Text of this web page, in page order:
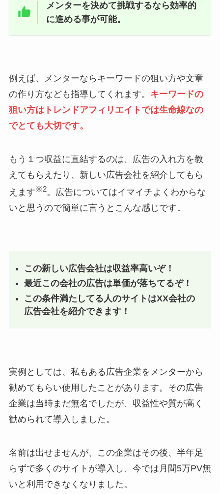
メンターを決めて挑戦するなら効率的
に進める事が可能。
例えば、メンターならキーワードの狙い方や文章
の作り方なども指導してくれます。 キーワードの
狙い方はトレンドアフィリエイトでは生命線なの
でとても大切です。
もう１つ収益に直結するのは、広告の入れ方を教
えてもらえたり、新しい広告会社を紹介してもら
えます※2。広告についてはイマイチよくわからな
いと思うので簡単に言うとこんな感じです↓
この新しい広告会社は収益率高いぞ！
最近この会社の広告は単価が落ちてるぞ！
この条件満たしてる人のサイトはXX会社の
広告会社を紹介できます！
実例としては、私もある広告企業をメンターから
勧めてもらい使用したことがあります。その広告
企業は当時まだ無名でしたが、収益性や質が高く
勧められて導入しました。
名前は出せませんが、この企業はその後、半年足
らずで多くのサイトが導入し、今では月間5万PV無
いと利用できなくなりました。